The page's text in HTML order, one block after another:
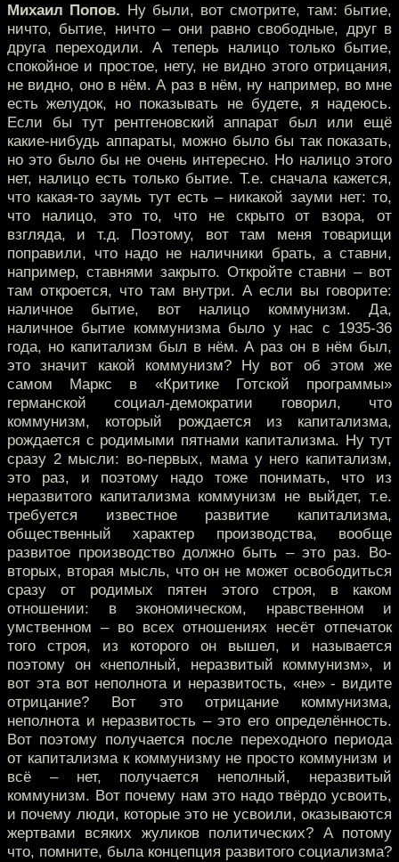
Михаил Попов. Ну были, вот смотрите, там: бытие,
ничто, бытие, ничто – они равно свободные, друг в
друга переходили. А теперь налицо только бытие,
спокойное и простое, нету, не видно этого отрицания,
не видно, оно в нём. А раз в нём, ну например, во мне
есть желудок, но показывать не будете, я надеюсь.
Если бы тут рентгеновский аппарат был или ещё
какие-нибудь аппараты, можно было бы так показать,
но это было бы не очень интересно. Но налицо этого
нет, налицо есть только бытие. Т.е. сначала кажется,
что какая-то заумь тут есть – никакой зауми нет: то,
что налицо, это то, что не скрыто от взора, от
взгляда, и т.д. Поэтому, вот там меня товарищи
поправили, что надо не наличники брать, а ставни,
например, ставнями закрыто. Откройте ставни – вот
там откроется, что там внутри. А если вы говорите:
наличное бытие, вот налицо коммунизм. Да,
наличное бытие коммунизма было у нас с 1935-36
года, но капитализм был в нём. А раз он в нём был,
это значит какой коммунизм? Ну вот об этом же
самом Маркс в «Критике Готской программы»
германской социал-демократии говорил, что
коммунизм, который рождается из капитализма,
рождается с родимыми пятнами капитализма. Ну тут
сразу 2 мысли: во-первых, мама у него капитализм,
это раз, и поэтому надо тоже понимать, что из
неразвитого капитализма коммунизм не выйдет, т.е.
требуется известное развитие капитализма,
общественный характер производства, вообще
развитое производство должно быть – это раз. Во-
вторых, вторая мысль, что он не может освободиться
сразу от родимых пятен этого строя, в каком
отношении: в экономическом, нравственном и
умственном – во всех отношениях несёт отпечаток
того строя, из которого он вышел, и называется
поэтому он «неполный, неразвитый коммунизм», и
вот эта вот неполнота и неразвитость, «не» - видите
отрицание? Вот это отрицание коммунизма,
неполнота и неразвитость – это его определённость.
Вот поэтому получается после переходного периода
от капитализма к коммунизму не просто коммунизм и
всё – нет, получается неполный, неразвитый
коммунизм. Вот почему нам это надо твёрдо усвоить,
и почему люди, которые это не усвоили, оказываются
жертвами всяких жуликов политических? А потому
что, помните, была концепция развитого социализма?